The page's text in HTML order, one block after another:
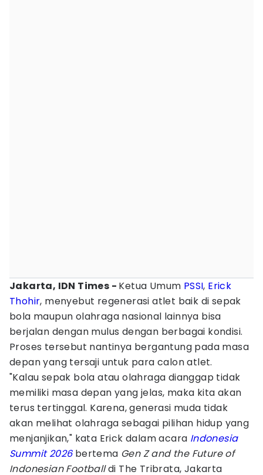
Jakarta, IDN Times - Ketua Umum PSSI, Erick
Thohir, menyebut regenerasi atlet baik di sepak
bola maupun olahraga nasional lainnya bisa
berjalan dengan mulus dengan berbagai kondisi.
Proses tersebut nantinya bergantung pada masa
depan yang tersaji untuk para calon atlet.
"Kalau sepak bola atau olahraga dianggap tidak
memiliki masa depan yang jelas, maka kita akan
terus tertinggal. Karena, generasi muda tidak
akan melihat olahraga sebagai pilihan hidup yang
menjanjikan," kata Erick dalam acara Indonesia
Summit 2026 bertema Gen Z and the Future of
Indonesian Footballdi The Tribrata, Jakarta